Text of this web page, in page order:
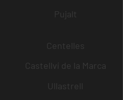
Pujalt
Centelles
Castellví de la Marca
Ullastrell